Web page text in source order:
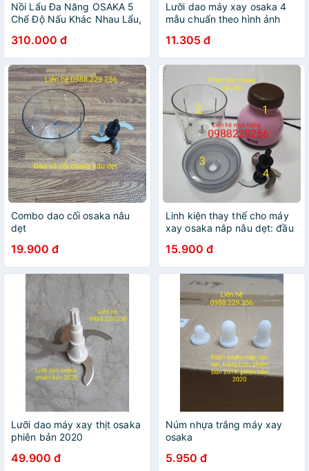
Nồi Lẩu Đa Năng OSAKA 5
Chế Độ Nấu Khác Nhau Lẩu,
Hành 12 Tháng
310.000 đ
Lưỡi dao máy xay osaka 4
mẫu chuẩn theo hình ảnh
11.305 đ
Combo dao cối osaka nâu
dẹt
19.900 đ
Linh kiện thay thế cho máy
xay osaka nắp nâu dẹt: đầu
chống tràn và zoong
15.900 đ
Lưỡi dao máy xay thịt osaka
phiên bản 2020
49.900 đ
Núm nhựa trắng máy xay
osaka
5.950 đ